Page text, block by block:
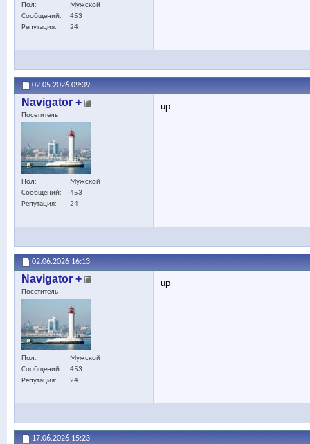
Пол
Мужской
Сообщений
453
Репутация
24
02.05.2026 09:39
Navigator +
Посетитель
Пол
Мужской
Сообщений
453
Репутация
24
up
02.06.2026 16:13
Navigator +
Посетитель
Пол
Мужской
Сообщений
453
Репутация
24
up
17.06.2026 15:23